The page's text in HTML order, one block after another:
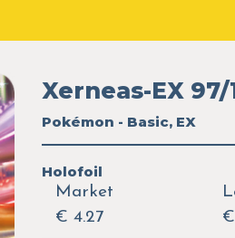
Xerneas-EX 97/
Pokémon - Basic, EX
Holofoil
Market
€ 4.27